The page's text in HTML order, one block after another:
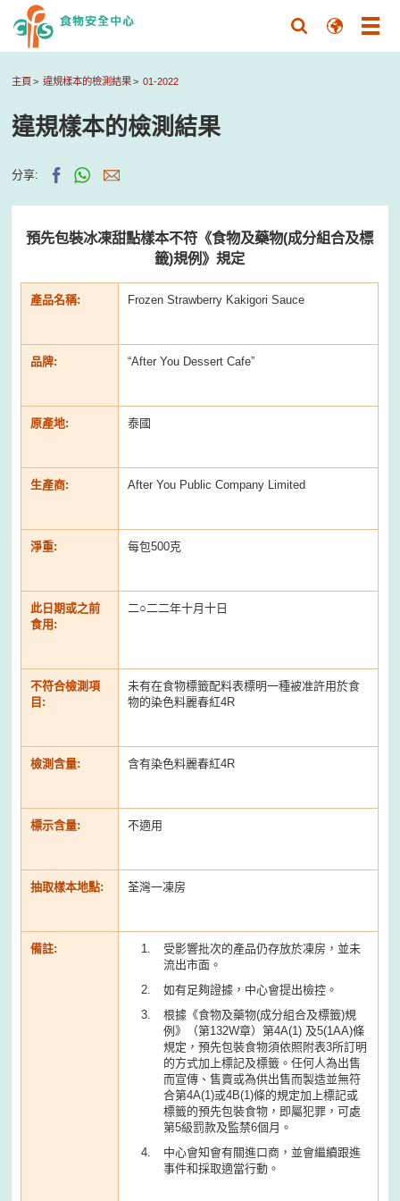
主頁 違規樣本的檢測結果 01-2022
違規樣本的檢測結果
分享:
預先包裝冰凍甜點樣本不符《食物及藥物(成分組合及標
籤)規例》規定
產品名稱: Frozen Strawberry Kakigori Sauce
品牌: “After You Dessert Cafe”
原產地: 泰國
生產商: After You Public Company Limited
淨重: 每包500克
此日期或之前
食用:
二○二二年十月十日
不符合檢測項
目:
未有在食物標籤配料表標明一種被准許用於食
物的染色料麗春紅4R
檢測含量: 含有染色料麗春紅4R
標示含量: 不適用
抽取樣本地點: 荃灣一凍房
備註:
受影響批次的產品仍存放於凍房，並未
流出市面。
如有足夠證據，中心會提出檢控。
根據《食物及藥物(成分組合及標籤)規
例》（第132W章）第4A(1) 及5(1AA)條
規定，預先包裝食物須依照附表3所訂明
的方式加上標記及標籤。任何人為出售
而宣傳、售賣或為供出售而製造並無符
合第4A(1)或4B(1)條的規定加上標記或
標籤的預先包裝食物，即屬犯罪，可處
第5級罰款及監禁6個月。
中心會知會有關進口商，並會繼續跟進
事件和採取適當行動。